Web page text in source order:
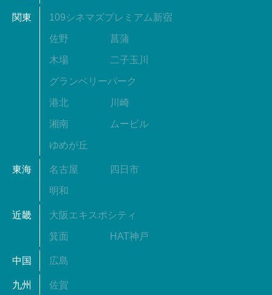
関東 109シネマズプレミアム新宿
佐野 菖蒲
木場 二子玉川
グランベリーパーク
港北 川崎
湘南 ムービル
ゆめが丘
東海 名古屋 四日市
明和
近畿 大阪エキスポシティ
箕面 HAT神戸
中国 広島
九州 佐賀